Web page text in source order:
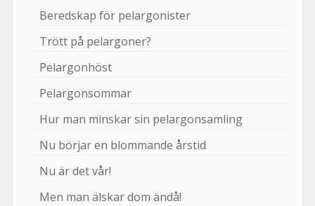
Beredskap för pelargonister
Trött på pelargoner?
Pelargonhöst
Pelargonsommar
Hur man minskar sin pelargonsamling
Nu börjar en blommande årstid
Nu är det vår!
Men man älskar dom ändå!